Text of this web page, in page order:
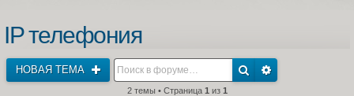
IP телефония
НОВАЯ ТЕМА
2 темы • Страница 1 из 1